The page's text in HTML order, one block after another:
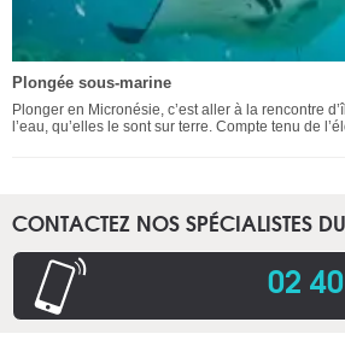
Plongée sous-marine
Plonger en Micronésie, c’est aller à la rencontre
l’eau, qu’elles le sont sur terre. Compte tenu de
CONTACTEZ NOS SPÉCIALISTES
02